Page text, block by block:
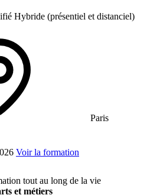
Hybride (présentiel et distanciel)
Paris
Voir la formation
tout au long de la vie
et métiers